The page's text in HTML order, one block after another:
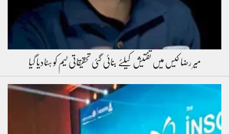
میر رضا کیس میں تفتیش کیلئے بنائی گئی تحقیقاتی ٹیم کو ہٹادیا گیا